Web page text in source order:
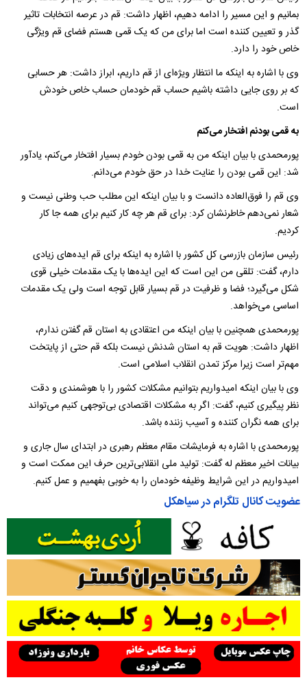
بمانیم و این مسیر را ادامه دهیم، اظهار داشت: قم در عرصه انتخابات تاثیر
گذر و تعیین کننده است اما برای من که یک قمی هستم فضای قم ویژگی‌
خاص خود را دارد.
وی با اشاره به اینکه ما انتظار ویژه‌ای از قم داریم، ابراز داشت: هر حسابی
که بر روی جایی داشته باشیم حساب قم خودمان حساب خاص خودش
است.
به قمی بودنم افتخار می‌کنم
پورمحمدی با بیان اینکه من به قمی بودن خودم بسیار افتخار می‌کنم، یادآور
شد: این قمی بودن را عنایت خدا در حق خودم می‌دانم.
وی قم را فوق‌العاده دانست و با بیان اینکه این مطلب حب وطنی نیست و
شعار نمی‌دهم خاطرنشان کرد: برای قم هر چه کار کنیم برای همه جا کار
کردیم.
رئیس سازمان بازرسی کل کشور با اشاره به اینکه برای قم ایده‌های زیادی
دارم، گفت: تلقی من این است که این ایده‌ها با یک مقدمات خیلی قوی
شکل می‌گیرد؛ فضا و ظرفیت در قم بسیار قابل توجه است ولی یک مقدمات
اساسی می‌خواهد.
پورمحمدی همچنین با بیان اینکه من اعتقادی به استان قم گفتن ندارم،
اظهار داشت: هویت قم به استان شدنش نیست بلکه قم حتی از پایتخت
مهم‌تر است زیرا مرکز تمدن انقلاب اسلامی است.
وی با بیان اینکه امیدواریم بتوانیم مشکلات کشور را با هوشمندی و دقت
نظر پیگیری کنیم، گفت: اگر به مشکلات اقتصادی بی‌توجهی کنیم می‌تواند
برای همه نگران کننده و آسیب زننده باشد.
پورمحمدی با اشاره به فرمایشات مقام معظم رهبری در ابتدای سال جاری و
بیانات اخیر معظم‌ له گفت: تولید ملی انقلابی‌ترین حرف این ممکت است و
امیدواریم در این شرایط وظیفه خودمان را به خوبی بفهمیم و عمل کنیم.
عضویت کانال تلگرام در سیاهکل